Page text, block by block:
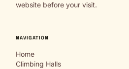
website before your visit.
NAVIGATION
Home
Climbing Halls